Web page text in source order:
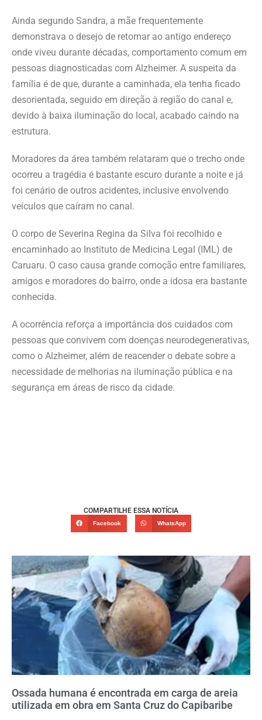
Ainda segundo Sandra, a mãe frequentemente
demonstrava o desejo de retornar ao antigo endereço
onde viveu durante décadas, comportamento comum em
pessoas diagnosticadas com Alzheimer. A suspeita da
família é de que, durante a caminhada, ela tenha ficado
desorientada, seguido em direção à região do canal e,
devido à baixa iluminação do local, acabado caindo na
estrutura.
Moradores da área também relataram que o trecho onde
ocorreu a tragédia é bastante escuro durante a noite e já
foi cenário de outros acidentes, inclusive envolvendo
veículos que caíram no canal.
O corpo de Severina Regina da Silva foi recolhido e
encaminhado ao Instituto de Medicina Legal (IML) de
Caruaru. O caso causa grande comoção entre familiares,
amigos e moradores do bairro, onde a idosa era bastante
conhecida.
A ocorrência reforça a importância dos cuidados com
pessoas que convivem com doenças neurodegenerativas,
como o Alzheimer, além de reacender o debate sobre a
necessidade de melhorias na iluminação pública e na
segurança em áreas de risco da cidade.
COMPARTILHE ESSA NOTÍCIA
Facebook WhatsApp
Ossada humana é encontrada em carga de areia
utilizada em obra em Santa Cruz do Capibaribe